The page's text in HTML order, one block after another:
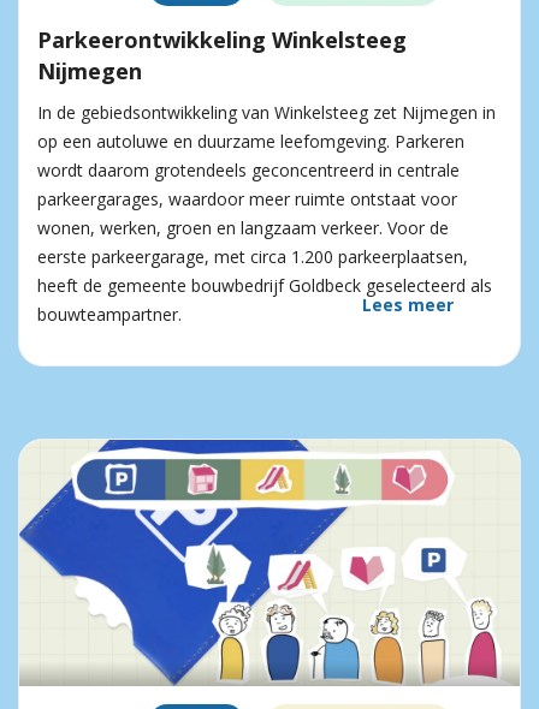
Parkeerontwikkeling Winkelsteeg
Nijmegen
In de gebiedsontwikkeling van Winkelsteeg zet Nijmegen in
op een autoluwe en duurzame leefomgeving. Parkeren
wordt daarom grotendeels geconcentreerd in centrale
parkeergarages, waardoor meer ruimte ontstaat voor
wonen, werken, groen en langzaam verkeer. Voor de
eerste parkeergarage, met circa 1.200 parkeerplaatsen,
heeft de gemeente bouwbedrijf Goldbeck geselecteerd als
bouwteampartner.
Lees meer